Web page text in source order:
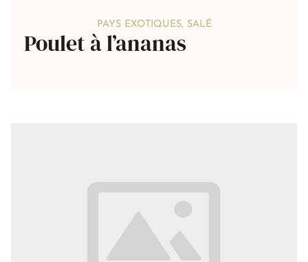
PAYS EXOTIQUES, SALÉ
Poulet à l’ananas